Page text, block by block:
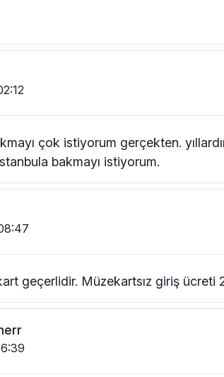
çok istiyorum gerçekten.
bakmayı istiyorum.
geçerlidir. Müzekartsız giriş ücreti